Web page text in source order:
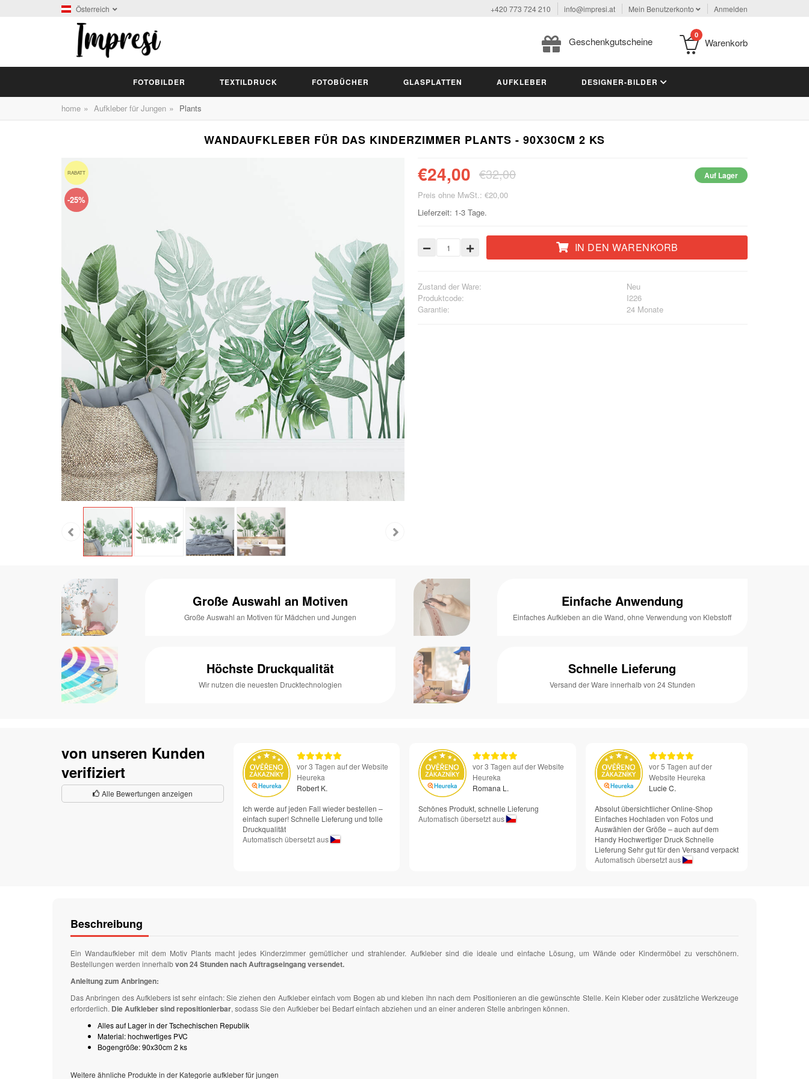
Österreich +420 773 724 210 info@impresi.at Mein Benutzerkonto Anmelden
Geschenkgutscheine
0
Warenkorb
FOTOBILDER TEXTILDRUCK FOTOBÜCHER GLASPLATTEN AUFKLEBER DESIGNER-BILDER
home » Aufkleber für Jungen » Plants
WANDAUFKLEBER FÜR DAS KINDERZIMMER PLANTS - 90X30CM 2 KS
RABATT
-25%
€24,00 €32,00 Auf Lager
Preis ohne MwSt.: €20,00
Lieferzeit: 1-3 Tage.
IN DEN WARENKORB
Zustand der Ware:
Neu
Produktcode:
I226
Garantie:
24 Monate
Große Auswahl an Motiven
Große Auswahl an Motiven für Mädchen und Jungen
Einfache Anwendung
Einfaches Aufkleben an die Wand, ohne Verwendung von Klebstoff
Höchste Druckqualität
Wir nutzen die neuesten Drucktechnologien
Schnelle Lieferung
Versand der Ware innerhalb von 24 Stunden
von unseren Kunden
verifiziert
Alle Bewertungen anzeigen
vor 3 Tagen auf der Website
Heureka
Robert K.
Ich werde auf jeden Fall wieder bestellen –
einfach super! Schnelle Lieferung und tolle
Druckqualität
Automatisch übersetzt aus
vor 3 Tagen auf der Website
Heureka
Romana L.
Schönes Produkt, schnelle Lieferung
Automatisch übersetzt aus
vor 5 Tagen auf der
Website Heureka
Lucie C.
Absolut übersichtlicher Online-Shop
Einfaches Hochladen von Fotos und
Auswählen der Größe – auch auf dem
Handy Hochwertiger Druck Schnelle
Lieferung Sehr gut für den Versand verpackt
Automatisch übersetzt aus
Beschreibung
Ein Wandaufkleber mit dem Motiv Plants macht jedes Kinderzimmer gemütlicher und strahlender. Aufkleber sind die ideale und einfache Lösung, um Wände oder Kindermöbel zu verschönern.
Bestellungen werden innerhalbvon 24 Stunden nach Auftragseingang versendet.
Anleitung zum Anbringen:
Das Anbringen des Aufklebers ist sehr einfach: Sie ziehen den Aufkleber einfach vom Bogen ab und kleben ihn nach dem Positionieren an die gewünschte Stelle. Kein Kleber oder zusätzliche Werkzeuge
erforderlich. Die Aufkleber sind repositionierbar, sodass Sie den Aufkleber bei Bedarf einfach abziehen und an einer anderen Stelle anbringen können.
Alles auf Lager in der Tschechischen Republik
Material: hochwertiges PVC
Bogengröße: 90x30cm 2 ks
Weitere ähnliche Produkte in der Kategorie aufkleber für jungen